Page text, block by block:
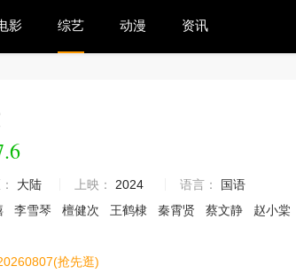
影 综艺 动漫 资讯
大陆 上映： 2024 语言：
国语
李雪琴 檀健次 王鹤棣 秦霄贤 蔡文静 赵小棠
抢先逛)